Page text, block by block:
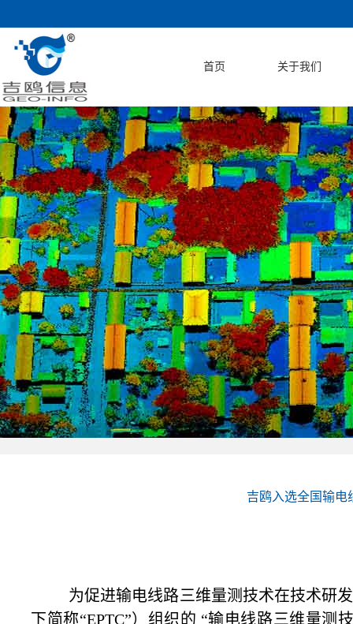
首页 关于我们
吉鸥入选全国输电
为促进输电线路三维量测技术在技术研
下简称“EPTC”）组织的 “输电线路三维量测